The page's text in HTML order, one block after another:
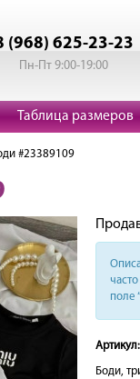
(968) 625-23-23
Пн-Пт 9:00-19:00
Таблица размеров
#23389109
поле
Артикул:
Боди,